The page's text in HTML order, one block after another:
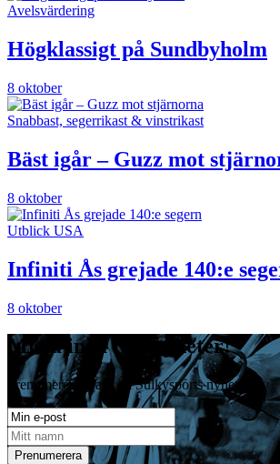
Avelsvärdering
Högklassigt på Sundbyholm
8 oktober
Snabbast, segerrikast & vinstrikast
Bäst igår – Guzz mot
8 oktober
Utblick USA
Infiniti Ås grejade 140:e
8 oktober
Missa inga travnyheter!
Prenumerera gratis på Sulkysports nyhetsbrev